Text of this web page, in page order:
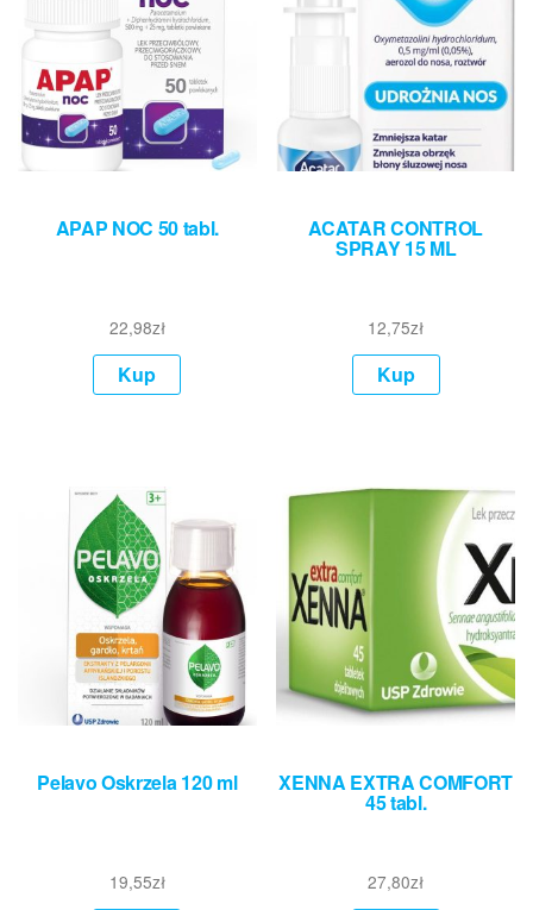
APAP NOC 50 tabl.
22,98zł
Kup
ACATAR CONTROL
SPRAY 15 ML
12,75zł
Kup
Pelavo Oskrzela 120 ml
19,55zł
XENNA EXTRA COMFORT
45 tabl.
27,80zł